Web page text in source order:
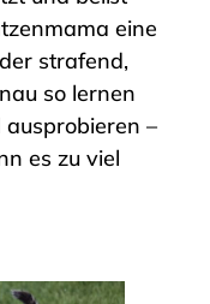
eine
strafend,
so lernen
–
es zu viel